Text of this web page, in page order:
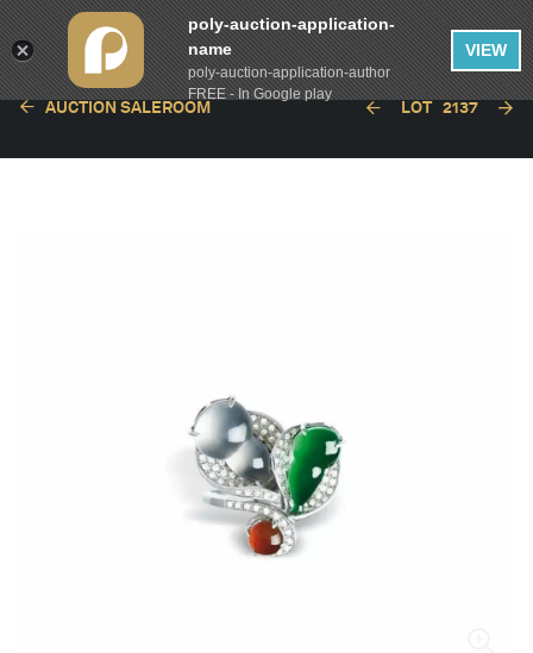
AUCTION SALEROOM LOT 2137
poly-auction-application-
name
poly-auction-application-author
FREE - In Google play
VIEW